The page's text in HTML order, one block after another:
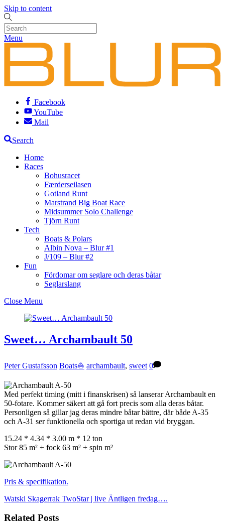
Skip to content
Menu
Facebook
YouTube
Mail
Search
Home
Races
Bohusracet
Færderseilasen
Gotland Runt
Marstrand Big Boat Race
Midsummer Solo Challenge
Tjörn Runt
Tech
Boats & Polars
Albin Nova – Blur #1
J/109 – Blur #2
Fun
Fördomar om seglare och deras båtar
Seglarslang
Close Menu
Sweet… Archambault 50
Peter Gustafsson Boats⛵️ archambault, sweet 0
Med perfekt timing (mitt i finanskrisen) så lanserar Archambault en
50-fotare. Kommer säkert att gå fort precis som alla deras båtar.
Personligen så gillar jag deras mindre båtar bättre, där både A-35
och A-31 ser funktionella och sportiga ut redan vid bryggan.
15.24 * 4.34 * 3.00 m * 12 ton
Stor 85 m² + fock 63 m² + spin m²
Pris & specifikation.
Watski Skagerrak TwoStar | live Äntligen fredag….
Related Posts